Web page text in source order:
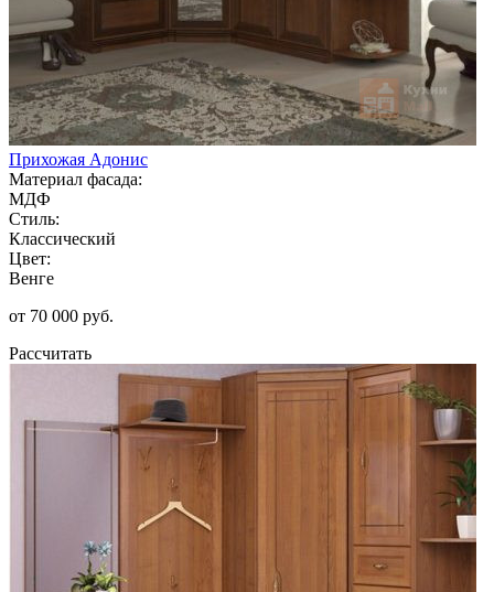
Прихожая Адонис
Материал фасада:
МДФ
Стиль:
Классический
Цвет:
Венге
от 70 000 руб.
Рассчитать